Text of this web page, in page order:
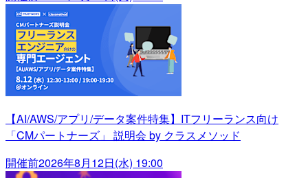
【AI/AWS/アプリ/データ案件特集】ITフリーランス向け
「CMパートナーズ」 説明会 by クラスメソッド
開催前2026年8月12日(水) 19:00